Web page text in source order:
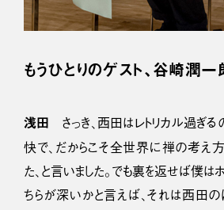
もうひとりのゲスト、谷崎潤一
浅田 さっき、西田はレトリカル過ぎ
快で、だからこそ全世界に禅の考え
た、と言いました。でも裏を返せば僕は
ちらが深いかと言えば、それは西田の